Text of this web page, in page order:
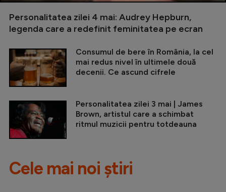
Personalitatea zilei 4 mai: Audrey Hepburn,
legenda care a redefinit feminitatea pe ecran
Consumul de bere în România, la cel
mai redus nivel în ultimele două
decenii. Ce ascund cifrele
Personalitatea zilei 3 mai | James
Brown, artistul care a schimbat
ritmul muzicii pentru totdeauna
Cele mai noi știri